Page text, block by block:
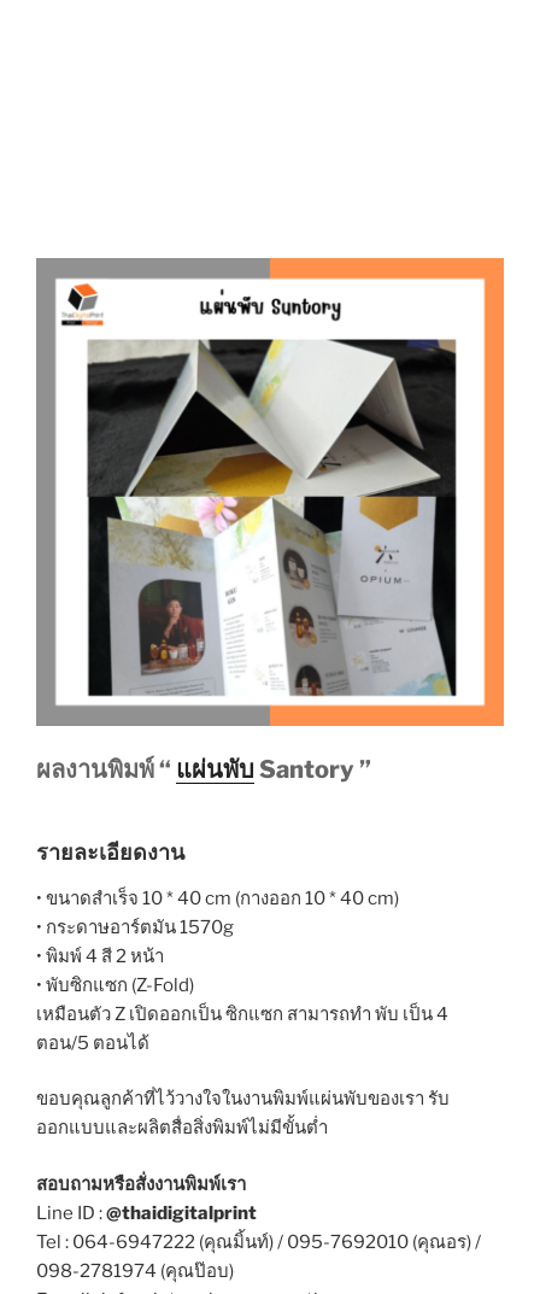
ผลงานพิมพ์ “ แผ่นพับ Santory ”
รายละเอียดงาน
• ขนาดสำเร็จ 10 * 40 cm (กางออก 10 * 40 cm)
• กระดาษอาร์ตมัน 1570g
• พิมพ์ 4 สี 2 หน้า
• พับซิกแซก (Z-Fold)
เหมือนตัว Z เปิดออกเป็น ซิกแซก สามารถทำ พับ เป็น 4
ตอน/5 ตอนได้
ขอบคุณลูกค้าที่ไว้วางใจในงานพิมพ์แผ่นพับของเรา รับ
ออกแบบและผลิตสื่อสิ่งพิมพ์ไม่มีขั้นต่ำ
สอบถามหรือสั่งงานพิมพ์เรา
Line ID :@thaidigitalprint
Tel : 064-6947222 (คุณมิ้นท์) / 095-7692010 (คุณอร) /
098-2781974 (คุณป๊อบ)